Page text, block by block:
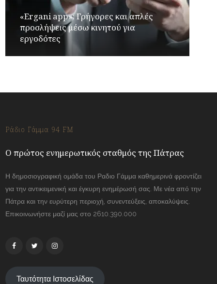
«Ergani app»: Γρήγορες και απλές
προσλήψεις μέσω κινητού για
εργοδότες
Ράδιο Γάμμα 94 FM
Ο πρώτος ενημερωτικός σταθμός της Πάτρας
Η δημοσιογραφική ομάδα του Ραδιο Γάμμα καθημερινά φροντίζει
για την αντικειμενική και έγκυρη ενημέρωσή σας. Με νέα από την
Πάτρα και την ευρύτερη περιοχή, συνεντεύξεις, αποκαλύψεις.
Επικοινωνήστε μαζί μας στο 2610.390.000
Ταυτότητα Ιστοσελίδας